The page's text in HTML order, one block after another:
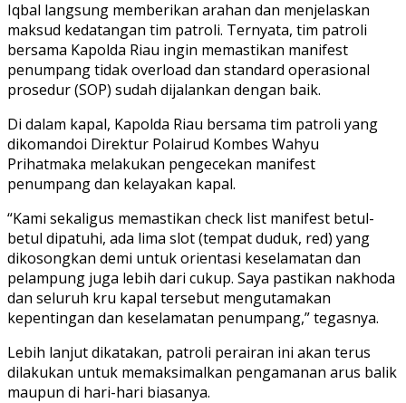
Iqbal langsung memberikan arahan dan menjelaskan
maksud kedatangan tim patroli. Ternyata, tim patroli
bersama Kapolda Riau ingin memastikan manifest
penumpang tidak overload dan standard operasional
prosedur (SOP) sudah dijalankan dengan baik.
Di dalam kapal, Kapolda Riau bersama tim patroli yang
dikomandoi Direktur Polairud Kombes Wahyu
Prihatmaka melakukan pengecekan manifest
penumpang dan kelayakan kapal.
“Kami sekaligus memastikan check list manifest betul-
betul dipatuhi, ada lima slot (tempat duduk, red) yang
dikosongkan demi untuk orientasi keselamatan dan
pelampung juga lebih dari cukup. Saya pastikan nakhoda
dan seluruh kru kapal tersebut mengutamakan
kepentingan dan keselamatan penumpang,” tegasnya.
Lebih lanjut dikatakan, patroli perairan ini akan terus
dilakukan untuk memaksimalkan pengamanan arus balik
maupun di hari-hari biasanya.